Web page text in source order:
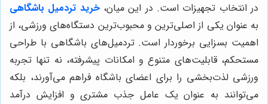
در انتخاب تجهیزات است. در این میان،خرید تردمیل باشگاهی
به عنوان یکی از اصلی‌ترین و محبوب‌ترین دستگاه‌های ورزشی، از
اهمیت بسزایی برخوردار است. تردمیل‌های باشگاهی با طراحی
مستحکم، قابلیت‌های متنوع و امکانات پیشرفته، نه تنها تجربه
ورزشی لذت‌بخشی را برای اعضای باشگاه فراهم می‌آورند، بلکه
می‌توانند به عنوان یک عامل جذب مشتری و افزایش درآمد